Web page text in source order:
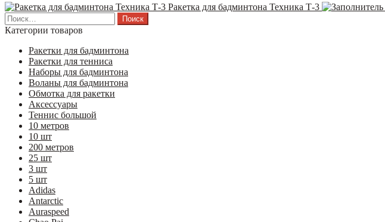
Ракетка для бадминтона Техника Т-3
Найти:
Категории товаров
Ракетки для бадминтона
Ракетки для тенниса
Наборы для бадминтона
Воланы для бадминтона
Обмотка для ракетки
Аксессуары
Теннис большой
10 метров
10 шт
200 метров
25 шт
3 шт
5 шт
Adidas
Antarctic
Auraspeed